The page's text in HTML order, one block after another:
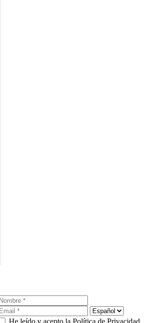
He leído y acepto la Política de Privacidad